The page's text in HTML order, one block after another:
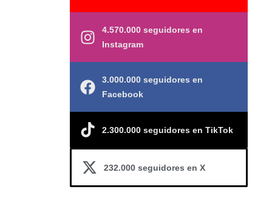
4.570.000 seguidores en
Instagram
3.000.000 seguidores en
Facebook
2.300.000 seguidores en TikTok
232.000 seguidores en X